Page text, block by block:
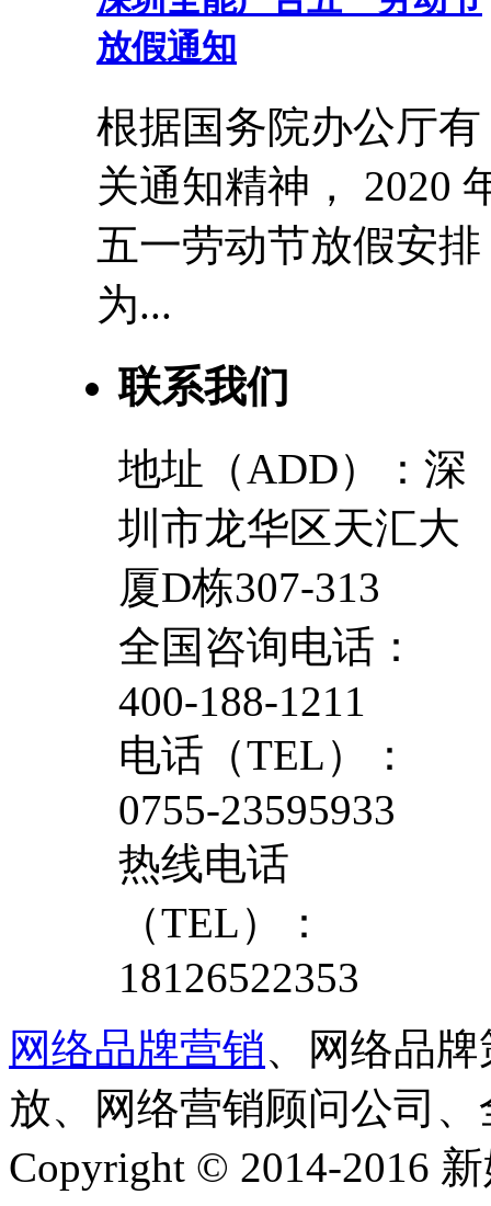
放假通知
根据国务院办公厅有
关通知精神， 2020
五一劳动节放假安排
为...
联系我们
地址（ADD）：深
圳市龙华区天汇大
厦D栋307-313
全国咨询电话：
400-188-1211
电话（TEL）：
0755-23595933
热线电话
（TEL）：
18126522353
网络品牌营销、网络品
放、网络营销顾问公司
Copyright © 2014-2016